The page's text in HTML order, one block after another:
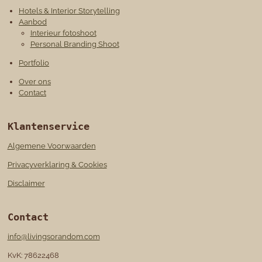
Hotels & Interior Storytelling
Aanbod
Interieur fotoshoot
Personal Branding Shoot
Portfolio
Over ons
Contact
Klantenservice
Algemene Voorwaarden
Privacyverklaring & Cookies
Disclaimer
Contact
info@livingsorandom.com
KvK: 78622468